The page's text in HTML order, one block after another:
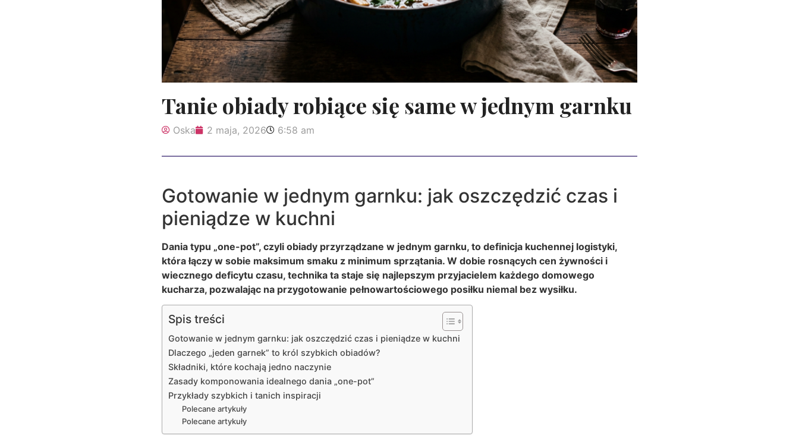
Tanie obiady robiące się same w jednym garnku
Oska 2 maja, 2026 6:58 am
Gotowanie w jednym garnku: jak oszczędzić czas i
pieniądze w kuchni
Dania typu „one-pot”, czyli obiady przyrządzane w jednym garnku, to definicja kuchennej logistyki,
która łączy w sobie maksimum smaku z minimum sprzątania. W dobie rosnących cen żywności i
wiecznego deficytu czasu, technika ta staje się najlepszym przyjacielem każdego domowego
kucharza, pozwalając na przygotowanie pełnowartościowego posiłku niemal bez wysiłku.
Spis treści
Gotowanie w jednym garnku: jak oszczędzić czas i pieniądze w kuchni
Dlaczego „jeden garnek” to król szybkich obiadów?
Składniki, które kochają jedno naczynie
Zasady komponowania idealnego dania „one-pot”
Przykłady szybkich i tanich inspiracji
Polecane artykuły
Polecane artykuły